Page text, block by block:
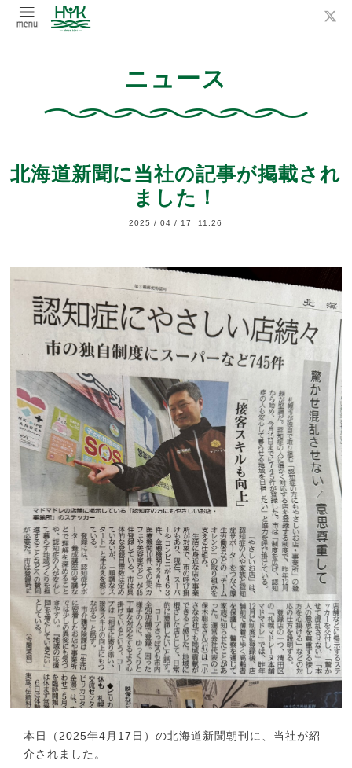
ニュース
北海道新聞に当社の記事が掲載され
ました！
2025 /04 / 17 11:26
本日（2025年4月17日）の北海道新聞朝刊に、当社が紹
介されました。